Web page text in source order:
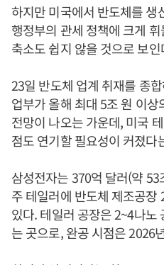
하지만 미국에서 반도체를 생
행정부의 관세 정책에 크게
축소도 쉽지 않을 것으로 보인
23일 반도체 업계 취재를 종
업부가 올해 최대 5조 원 이
전망이 나오는 가운데, 미국
점도 연기할 필요성이 커졌다
삼성전자는 370억 달러(약
주 테일러에 반도체 제조공장
있다. 테일러 공장은 2~4나노
는 곳으로, 완공 시점은 2026